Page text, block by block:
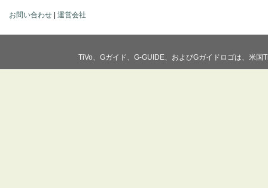
お問い合わせ 運営会社
TiVo、Gガイド、G-GUIDE、およびGガイドロゴは、米